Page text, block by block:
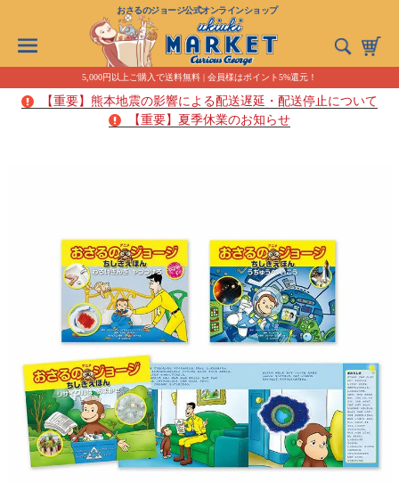
おさるのジョージ公式オンラインショップ
5,000円以上ご購入で送料無料 | 会員様はポイント5%還元！
【重要】熊本地震の影響による配送遅延・配送停止について
【重要】夏季休業のお知らせ